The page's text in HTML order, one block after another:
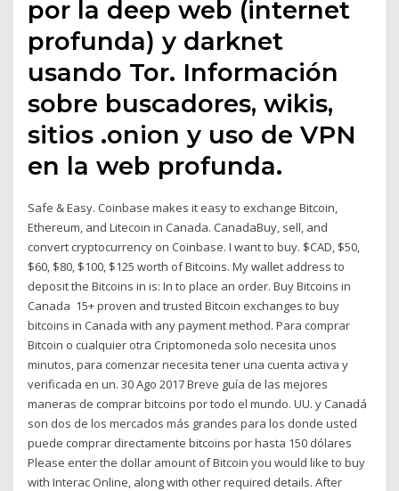
por la deep web (internet
profunda) y darknet
usando Tor. Información
sobre buscadores, wikis,
sitios .onion y uso de VPN
en la web profunda.
Safe & Easy. Coinbase makes it easy to exchange Bitcoin,
Ethereum, and Litecoin in Canada. CanadaBuy, sell, and
convert cryptocurrency on Coinbase. I want to buy. $CAD, $50,
$60, $80, $100, $125 worth of Bitcoins. My wallet address to
deposit the Bitcoins in is: In to place an order. Buy Bitcoins in
Canada 15+ proven and trusted Bitcoin exchanges to buy
bitcoins in Canada with any payment method. Para comprar
Bitcoin o cualquier otra Criptomoneda solo necesita unos
minutos, para comenzar necesita tener una cuenta activa y
verificada en un. 30 Ago 2017 Breve guía de las mejores
maneras de comprar bitcoins por todo el mundo. UU. y Canadá
son dos de los mercados más grandes para los donde usted
puede comprar directamente bitcoins por hasta 150 dólares
Please enter the dollar amount of Bitcoin you would like to buy
with Interac Online, along with other required details. After